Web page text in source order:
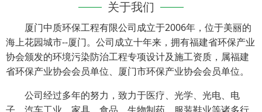
关于我们
厦门中质环保工程有限公司成立于2006年，位于美丽的
海上花园城市--厦门。公司成立十年来，拥有福建省环保产业
协会颁发的环境污染防治工程专项设计及施工资质，属福建
省环保产业协会会员单位、厦门市环保产业协会会员单位。
公司经过多年的努力，致力于医疗、光学、光电、电